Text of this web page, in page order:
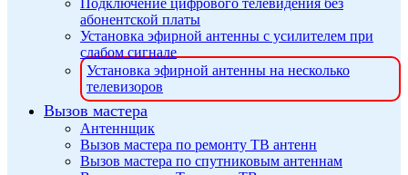
абонентской платы
Установка эфирной антенны с усилителем при
слабом сигнале
Установка эфирной антенны на несколько
телевизоров
Вызов мастера
Антеннщик
Вызов мастера по ремонту ТВ антенн
Вызов мастера по спутниковым антеннам